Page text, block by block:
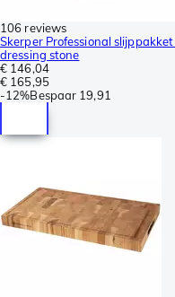
106 reviews
Skerper Professional
dressing stone
€ 146,04
€ 165,95
-12%Bespaar 19,91